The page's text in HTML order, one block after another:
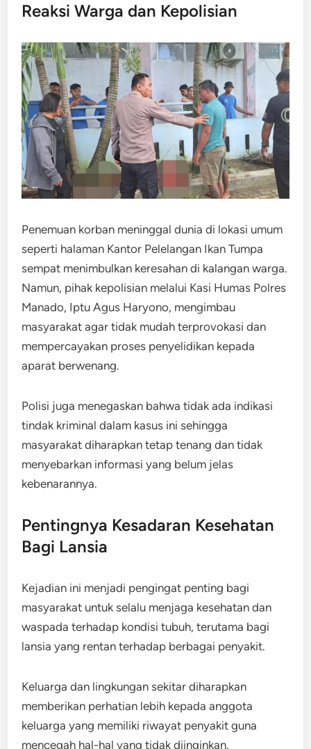
Reaksi Warga dan Kepolisian
Penemuan korban meninggal dunia di lokasi umum
seperti halaman Kantor Pelelangan Ikan Tumpa
sempat menimbulkan keresahan di kalangan warga.
Namun, pihak kepolisian melalui Kasi Humas Polres
Manado, Iptu Agus Haryono, mengimbau
masyarakat agar tidak mudah terprovokasi dan
mempercayakan proses penyelidikan kepada
aparat berwenang.
Polisi juga menegaskan bahwa tidak ada indikasi
tindak kriminal dalam kasus ini sehingga
masyarakat diharapkan tetap tenang dan tidak
menyebarkan informasi yang belum jelas
kebenarannya.
Pentingnya Kesadaran Kesehatan
Bagi Lansia
Kejadian ini menjadi pengingat penting bagi
masyarakat untuk selalu menjaga kesehatan dan
waspada terhadap kondisi tubuh, terutama bagi
lansia yang rentan terhadap berbagai penyakit.
Keluarga dan lingkungan sekitar diharapkan
memberikan perhatian lebih kepada anggota
keluarga yang memiliki riwayat penyakit guna
mencegah hal-hal yang tidak diinginkan.